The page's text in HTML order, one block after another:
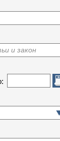
и закон